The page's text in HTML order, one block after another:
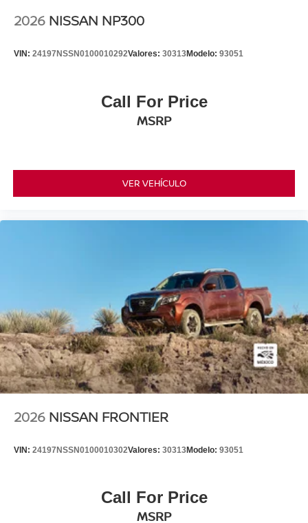
2026 NISSAN NP300
VIN: 24197NSSN0100010292Valores: 30313Modelo: 93051
Call For Price
MSRP
VER VEHÍCULO
2026 NISSAN FRONTIER
VIN: 24197NSSN0100010302Valores: 30313Modelo: 93051
Call For Price
MSRP